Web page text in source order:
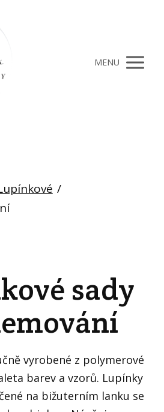
MENU
/
sady
vyrobené z polymerové
barev a vzorů. Lupínky
na bižuterním lanku se